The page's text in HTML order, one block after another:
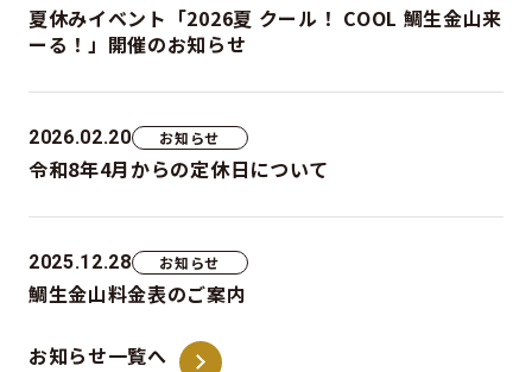
夏休みイベント「2026夏 クール！ COOL 鯛生金山来
ーる！」開催のお知らせ
2026.02.20 お知らせ
令和8年4月からの定休日について
2025.12.28 お知らせ
鯛生金山料金表のご案内
お知らせ一覧へ